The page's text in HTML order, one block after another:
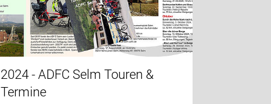
2024 - ADFC Selm Touren &
Termine